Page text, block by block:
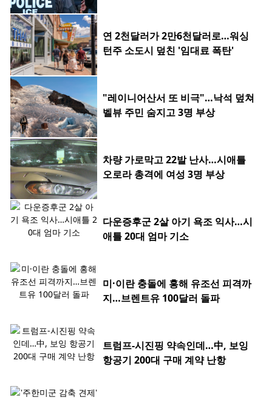
연 2천달러가 2만6천달러로…워싱
턴주 소도시 덮친 '임대료 폭탄'
"레이니어산서 또 비극"…낙석 덮쳐
벨뷰 주민 숨지고 3명 부상
차량 가로막고 22발 난사…시애틀
오로라 총격에 여성 3명 부상
다운증후군 2살 아기 욕조 익사…시
애틀 20대 엄마 기소
미·이란 충돌에 홍해 유조선 피격까
지…브렌트유 100달러 돌파
트럼프-시진핑 약속인데…中, 보잉
항공기 200대 구매 계약 난항